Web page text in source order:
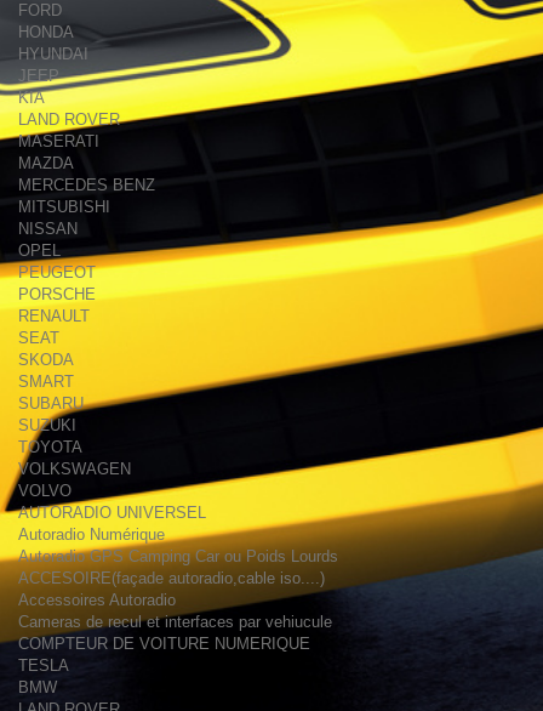
FORD
HONDA
HYUNDAI
JEEP
KIA
LAND ROVER
MASERATI
MAZDA
MERCEDES BENZ
MITSUBISHI
NISSAN
OPEL
PEUGEOT
PORSCHE
RENAULT
SEAT
SKODA
SMART
SUBARU
SUZUKI
TOYOTA
VOLKSWAGEN
VOLVO
AUTORADIO UNIVERSEL
Autoradio Numérique
Autoradio GPS Camping Car ou Poids Lourds
ACCESOIRE(façade autoradio,cable iso....)
Accessoires Autoradio
Cameras de recul et interfaces par vehiucule
COMPTEUR DE VOITURE NUMERIQUE
TESLA
BMW